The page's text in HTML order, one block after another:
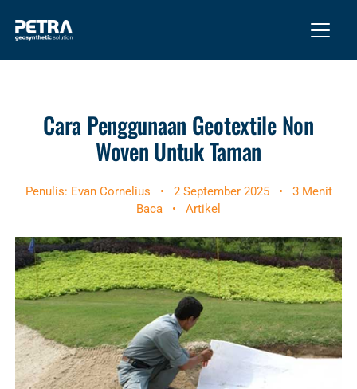
Cara Penggunaan Geotextile Non
Woven Untuk Taman
Penulis: Evan Cornelius • 2 September 2025 •
3 Menit
Baca
• Artikel